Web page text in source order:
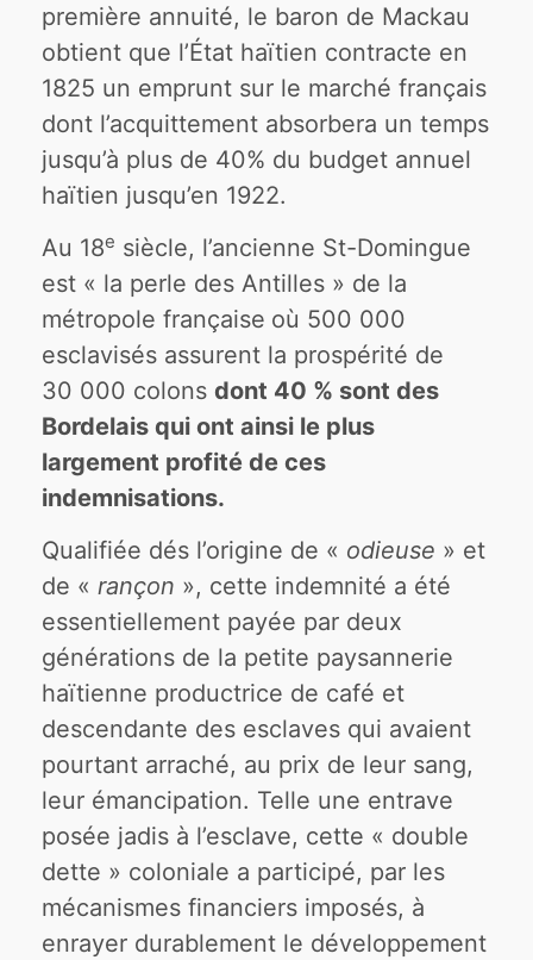
première annuité, le baron de Mackau
obtient que l’État haïtien contracte en
1825 un emprunt sur le marché français
dont l’acquittement absorbera un temps
jusqu’à plus de 40% du budget annuel
haïtien jusqu’en 1922.
Au 18e siècle, l’ancienne St-Domingue
est « la perle des Antilles » de la
métropole française où 500 000
esclavisés assurent la prospérité de
30 000 colonsdont 40 % sont des
Bordelais qui ont ainsi le plus
largement profité de ces
indemnisations.
Qualifiée dés l’origine de « odieuse » et
de «rançon », cette indemnité a été
essentiellement payée par deux
générations de la petite paysannerie
haïtienne productrice de café et
descendante des esclaves qui avaient
pourtant arraché, au prix de leur sang,
leur émancipation. Telle une entrave
posée jadis à l’esclave, cette « double
dette » coloniale a participé, par les
mécanismes financiers imposés, à
enrayer durablement le développement